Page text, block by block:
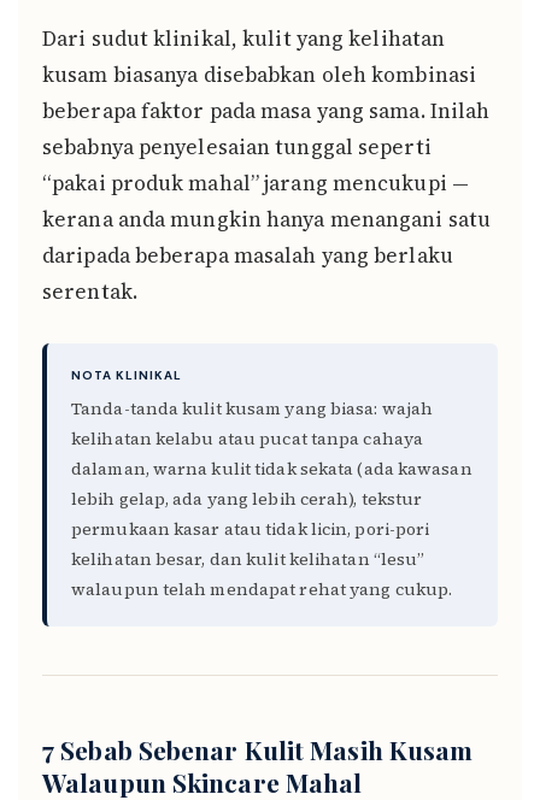
Dari sudut klinikal, kulit yang kelihatan
kusam biasanya disebabkan oleh kombinasi
beberapa faktor pada masa yang sama. Inilah
sebabnya penyelesaian tunggal seperti
“pakai produk mahal” jarang mencukupi —
kerana anda mungkin hanya menangani satu
daripada beberapa masalah yang berlaku
serentak.
NOTA KLINIKAL
Tanda-tanda kulit kusam yang biasa: wajah
kelihatan kelabu atau pucat tanpa cahaya
dalaman, warna kulit tidak sekata (ada kawasan
lebih gelap, ada yang lebih cerah), tekstur
permukaan kasar atau tidak licin, pori-pori
kelihatan besar, dan kulit kelihatan “lesu”
walaupun telah mendapat rehat yang cukup.
7 Sebab Sebenar Kulit Masih Kusam
Walaupun Skincare Mahal